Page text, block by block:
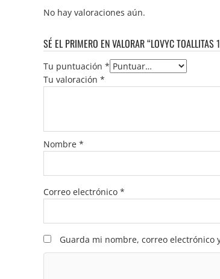
No hay valoraciones aún.
SÉ EL PRIMERO EN VALORAR “LOVYC TOALLITAS
Tu puntuación *
Tu valoración *
Nombre *
Correo electrónico *
Guarda mi nombre, correo electrónico